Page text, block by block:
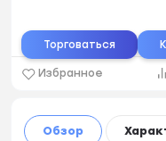
Избранное
Торговаться
Обзор